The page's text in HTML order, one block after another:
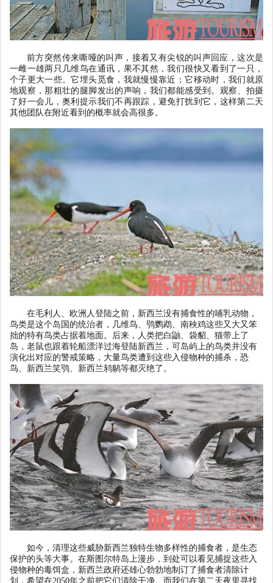
前方突然传来嘶哑的叫声，接着又有尖锐的叫声回应，这次是
一雌一雄两只几维鸟在通讯，果不其然，我们很快又看到了一只，
个子更大一些。它埋头觅食，我就慢慢靠近；它移动时，我们就原
地观察，那粗壮的腿脚发出的声响，我们都能感受到。观察、拍摄
了好一会儿，奥利提示我们不再跟踪，避免打扰到它，这样第二天
其他团队在附近看到的概率就会高很多。
在毛利人、欧洲人登陆之前，新西兰没有捕食性的哺乳动物，
鸟类是这个岛国的统治者，几维鸟、鸮鹦鹉、南秧鸡这些又大又笨
拙的特有鸟类占据着地面。后来，人类把白鼬、袋貂、猫带上了
岛，老鼠也跟着轮船漂洋过海登陆新西兰，可岛屿上的鸟类并没有
演化出对应的警戒策略，大量鸟类遭到这些入侵物种的捕杀，恐
鸟、新西兰笑鸮、新西兰鸫鹟等都灭绝了。
如今，清理这些威胁新西兰独特生物多样性的捕食者，是生态
保护的头等大事。在斯图尔特岛上漫步，到处可以看见捕捉这些入
侵物种的毒饵盒，新西兰政府还雄心勃勃地制订了捕食者清除计
划，希望在2050年之前把它们清除干净。而我们在第二天夜里寻找